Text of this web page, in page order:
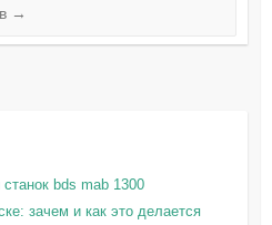
→
bds mab 1300
зачем и как это делается